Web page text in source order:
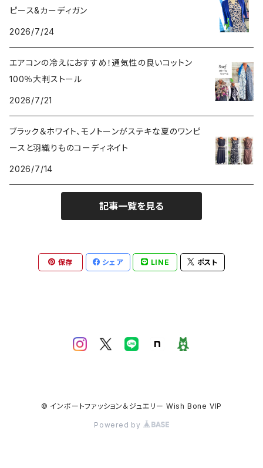
ピース&カーディガン
2026/7/24
エアコンの冷えにおすすめ！通気性の良いコットン
100％大判ストール
2026/7/21
ブラック＆ホワイト、モノトーンがステキな夏のワンピ
ースと羽織りものコーディネイト
2026/7/14
記事一覧を見る
保存 シェア LINE ポスト
© インポートファッション＆ジュエリー Wish Bone VIP
Powered by